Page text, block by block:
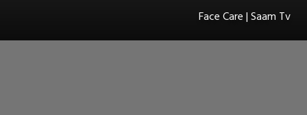
Face Care | Saam Tv